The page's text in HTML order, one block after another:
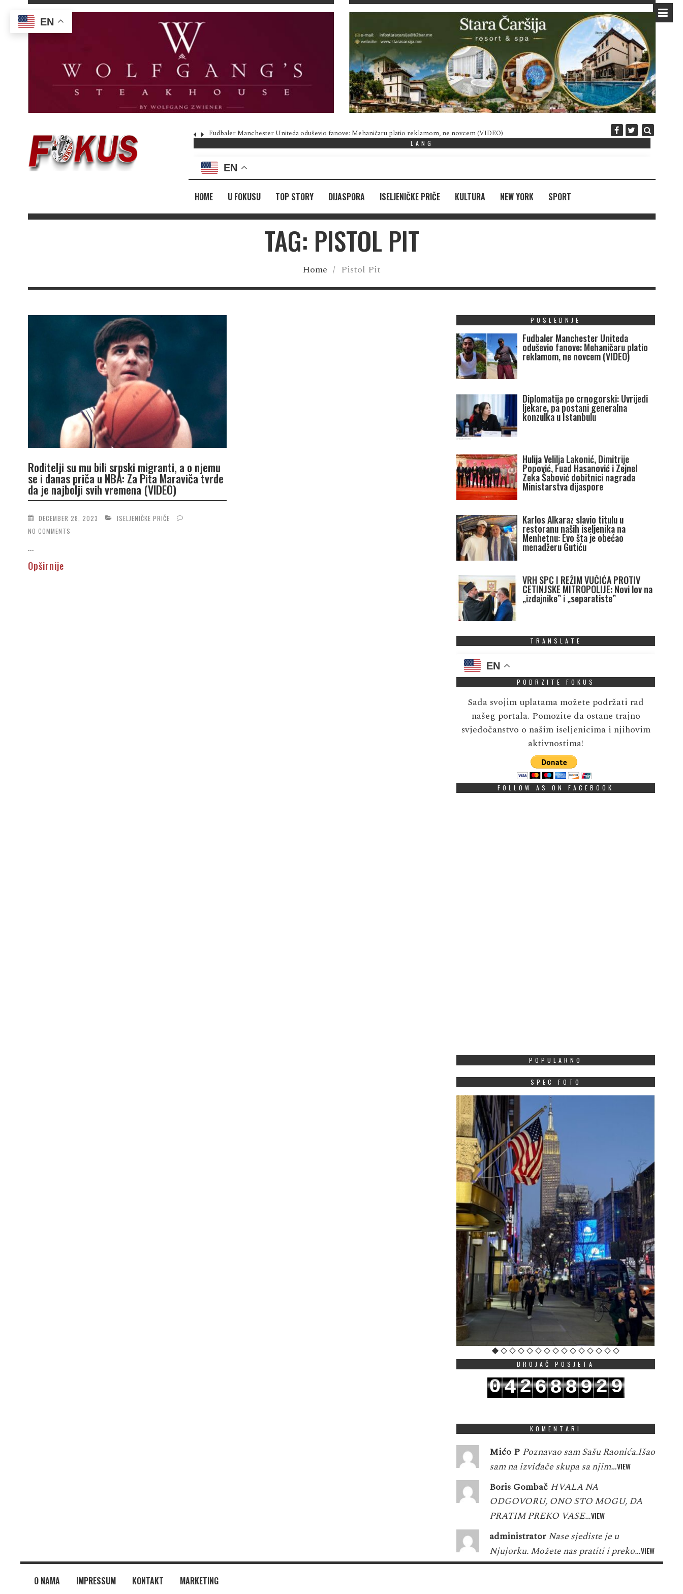
Fudbaler Manchester Uniteda oduševio fanove: Mehaničaru platio reklamom, ne novcem (VIDEO) Diplomatija po
LANG
EN
HOME U FOKUSU TOP STORY DIJASPORA ISELJENIČKE PRIČE KULTURA NEW YORK SPORT
TAG: PISTOL PIT
Home / Pistol Pit
Roditelji su mu bili srpski migranti, a o njemu
se i danas priča u NBA: Za Pita Maraviča tvrde
da je najbolji svih vremena (VIDEO)
DECEMBER 28, 2023
ISELJENIČKE PRIČE
NO COMMENTS
...
Opširnije
POSLEDNJE
Fudbaler Manchester Uniteda
oduševio fanove: Mehaničaru platio
reklamom, ne novcem (VIDEO)
Diplomatija po crnogorski: Uvrijedi
ljekare, pa postani generalna
konzulka u Istanbulu
Hulija Velilja Lakonić, Dimitrije
Popović, Fuad Hasanović i Zejnel
Zeka Šabović dobitnici nagrada
Ministarstva dijaspore
Karlos Alkaraz slavio titulu u
restoranu naših iseljenika na
Menhetnu: Evo šta je obećao
menadžeru Gutiću
VRH SPC I REŽIM VUČIĆA PROTIV
CETINJSKE MITROPOLIJE: Novi lov na
„izdajnike” i „separatiste”
TRANSLATE
EN
PODRZITE FOKUS
Sada svojim uplatama možete podržati rad
našeg portala. Pomozite da ostane trajno
svjedočanstvo o našim iseljenicima i njihovim
aktivnostima!
FOLLOW AS ON FACEBOOK
POPULARNO
SPEC FOTO
BROJAČ POSJETA
042688929
KOMENTARI
Mićo P Poznavao sam Sašu Raonića.Išao
sam na izviđače skupa sa njim…VIEW
Boris Gombač HVALA NA
ODGOVORU, ONO STO MOGU, DA
PRATIM PREKO VASE…VIEW
administrator Nase sjediste je u
Njujorku. Možete nas pratiti i preko…VIEW
O NAMA IMPRESSUM KONTAKT MARKETING
EN